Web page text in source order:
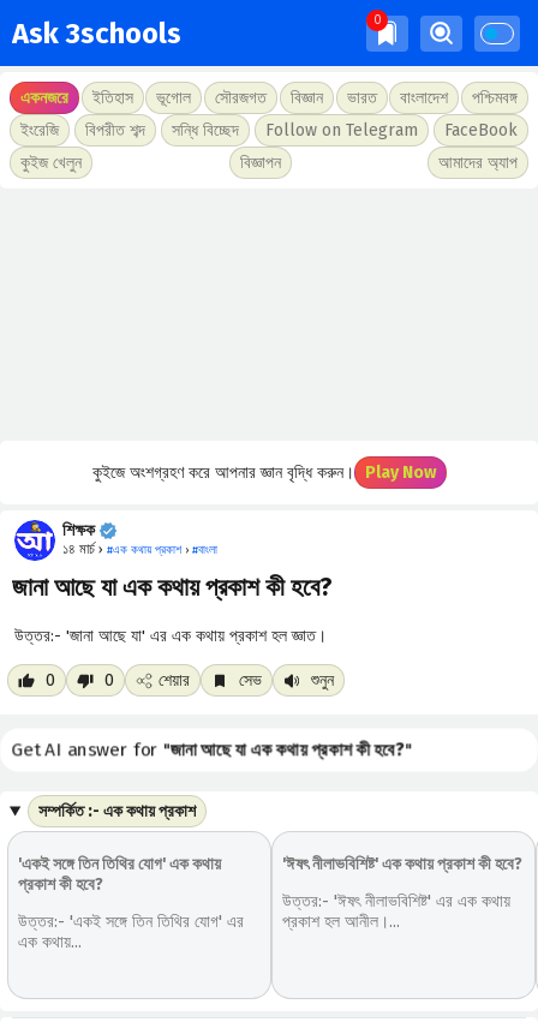
Ask 3schools
একনজরে ইতিহাস ভূগোল সৌরজগত বিজ্ঞান ভারত বাংলাদেশ
পশ্চিমবঙ্গ
ইংরেজি
বিপরীত শব্দ সন্ধি বিচ্ছেদ Follow on Telegram
FaceBook
কুইজ খেলুন
বিজ্ঞাপন আমাদের অ্যাপ
কুইজে অংশগ্রহণ করে আপনার জ্ঞান বৃদ্ধি করুন। Play Now
শিক্ষক
১৪ মার্চ › #এক কথায় প্রকাশ › #বাংলা
জানা আছে যা এক কথায় প্রকাশ কী হবে?
উত্তর:- 'জানা আছে যা' এর এক কথায় প্রকাশ হল জ্ঞাত।
0 0 শেয়ার সেভ শুনুন
Get AI answer for "জানা আছে যা এক কথায় প্রকাশ কী হবে?"
সম্পর্কিত :- এক কথায় প্রকাশ
'একই সঙ্গে তিন তিথির যোগ' এক কথায়
প্রকাশ কী হবে?
উত্তর:- 'একই সঙ্গে তিন তিথির যোগ' এর
এক কথায়...
'ঈষৎ নীলাভবিশিষ্ট' এক কথায় প্রকাশ কী হবে?
উত্তর:- 'ঈষৎ নীলাভবিশিষ্ট' এর এক কথায়
প্রকাশ হল আনীল।...